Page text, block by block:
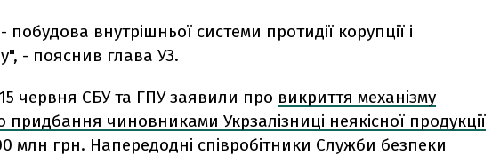
внутрішньої системи протидії корупції і
- пояснив глава УЗ.
червня СБУ та ГПУ заявили про викриття механізму
придбання чиновниками Укрзалізниці неякісної продукції
млн грн. Напередодні співробітники Служби безпеки